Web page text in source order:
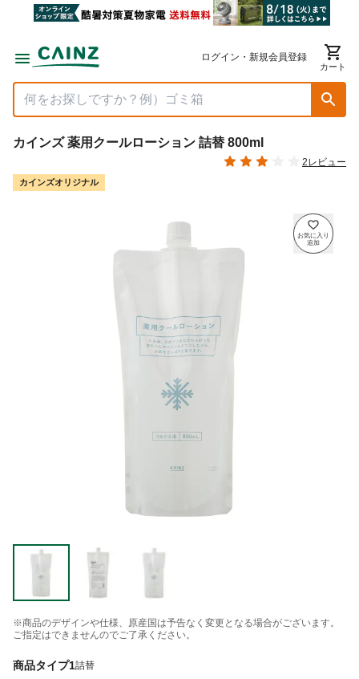
ログイン・新規会員登録
カート
カインズ 薬用クールローション 詰替 800ml
2レビュー
カインズオリジナル
※商品のデザインや仕様、原産国は予告なく変更となる場合がございます。
ご指定はできませんのでご了承ください。
商品タイプ1詰替